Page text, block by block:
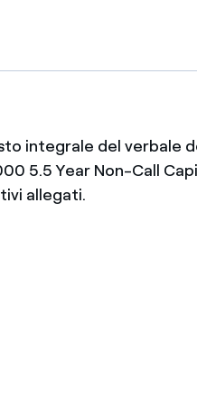
integrale del verbale
5.5 Year Non-Call
allegati.